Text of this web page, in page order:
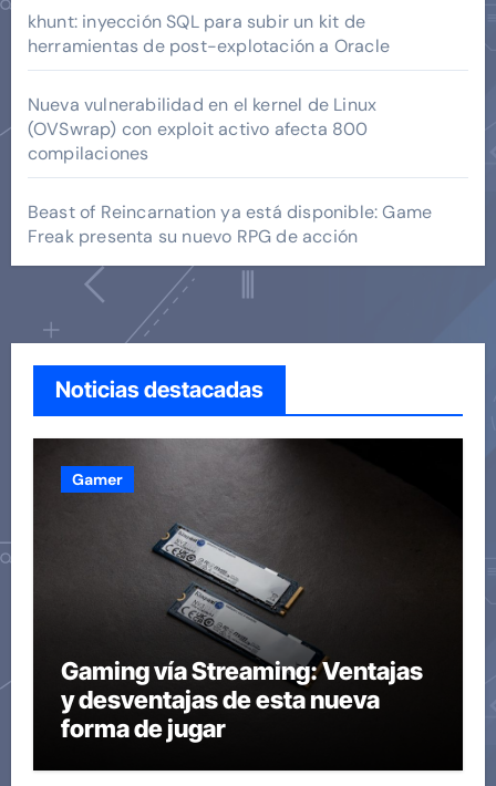
khunt: inyección SQL para subir un kit de
herramientas de post-explotación a Oracle
Nueva vulnerabilidad en el kernel de Linux
(OVSwrap) con exploit activo afecta 800
compilaciones
Beast of Reincarnation ya está disponible: Game
Freak presenta su nuevo RPG de acción
Noticias destacadas
Gamer
Gaming vía Streaming: Ventajas
y desventajas de esta nueva
forma de jugar